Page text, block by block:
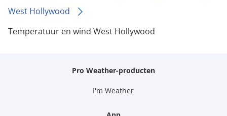
West Hollywood
Temperatuur en wind West Hollywood
Pro Weather-producten
I'm Weather